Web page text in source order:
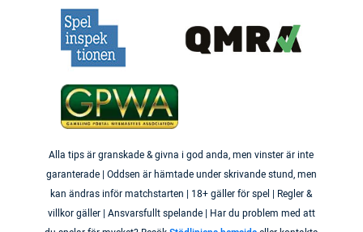
Alla tips är granskade & givna i god anda, men vinster är inte
garanterade | Oddsen är hämtade under skrivande stund, men
kan ändras inför matchstarten | 18+ gäller för spel | Regler &
villkor gäller | Ansvarsfullt spelande | Har du problem med att